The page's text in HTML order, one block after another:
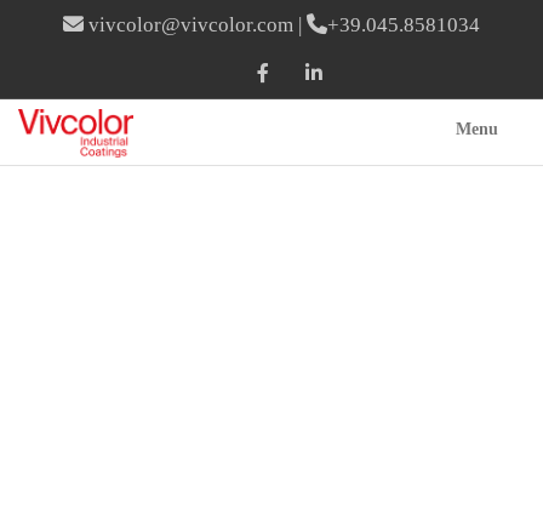
vivcolor@vivcolor.com | +39.045.8581034
Menu